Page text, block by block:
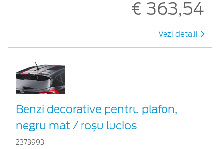
€ 363,54
Vezi detalii
Benzi decorative pentru plafon,
negru mat / roșu lucios
2378993